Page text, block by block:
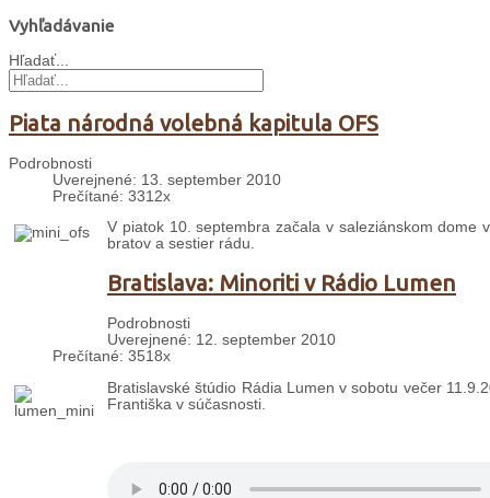
Vyhľadávanie
Hľadať...
Piata národná volebná kapitula OFS
Podrobnosti
Uverejnené: 13. september 2010
Prečítané: 3312x
V piatok 10. septembra začala v saleziánskom dome
bratov a sestier rádu.
Bratislava: Minoriti v Rádio Lumen
Podrobnosti
Uverejnené: 12. september 2010
Prečítané: 3518x
Bratislavské štúdio Rádia Lumen v sobotu večer
Františka v súčasnosti.